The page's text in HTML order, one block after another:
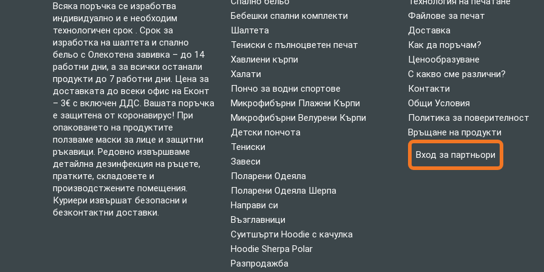
Всяка поръчка се изработва
индивидуално и е необходим
технологичен срок . Срок за
изработка на шалтета и спално
бельо с Олекотена завивка – до 14
работни дни, а за всички останали
продукти до 7 работни дни. Цена за
доставката до всеки офис на Еконт
– 3€ с включен ДДС. Вашата поръчка
е защитена от коронавирус! При
опаковането на продуктите
ползваме маски за лице и защитни
ръкавици. Редовно извършваме
детайлна дезинфекция на ръцете,
пратките, складовете и
производстжените помещения.
Куриери извършат безопасни и
безконтактни доставки.
Бебешки спални комплекти
Шалтета
Тениски с пълноцветен печат
Хавлиени кърпи
Халати
Пончо за водни спортове
Микрофибърни Плажни Кърпи
Микрофибърни Велурени Кърпи
Детски пончота
Тениски
Завеси
Поларени Одеяла
Поларени Одеяла Шерпа
Направи си
Възглавници
Суитшърти Hoodie с качулка
Hoodie Sherpa Polar
Разпродажба
Файлове за печат
Доставка
Как да поръчам?
Ценообразуване
С какво сме различни?
Контакти
Общи Условия
Политика за поверителност
Връщане на продукти
Вход за партньори